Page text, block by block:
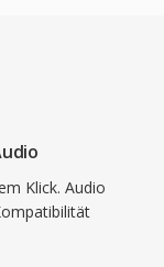
Klick. Audio